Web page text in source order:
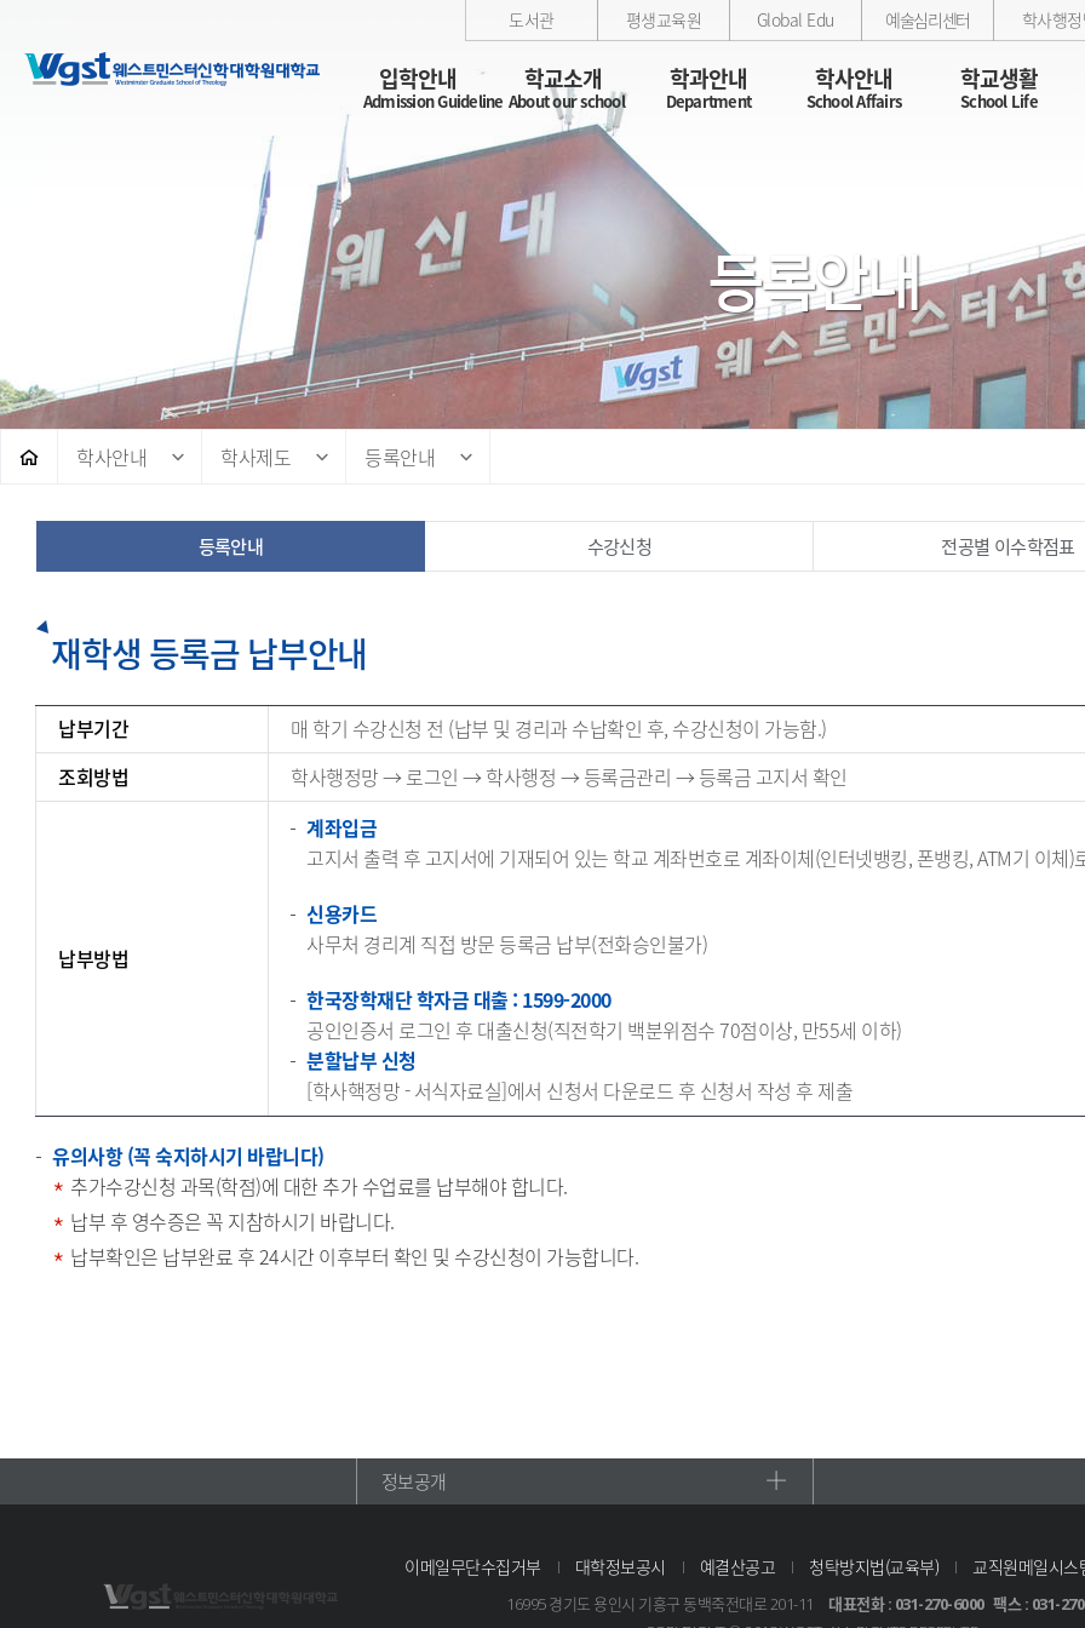
입학안내
Admission Guideline
학교소개
About our school
학과안내
Department
학사안내
School Affairs
학교생활
School Life
도서관 평생교육원 Global Edu 예술심리센터 학사행
등록안내
학사안내 학사제도 등록안내
등록안내 수강신청 전공별 이수학점표
재학생 등록금 납부안내
납부기간
매 학기 수강신청 전 (납부 및 경리과 수납확인 후, 수강신청이 가능함.)
조회방법
학사행정망 → 로그인 → 학사행정 → 등록금관리 → 등록금 고지서 확인
납부방법
계좌입금
고지서 출력 후 고지서에 기재되어 있는 학교 계좌번호로 계좌이체(인터넷뱅킹, 폰뱅킹, ATM기 이체)
신용카드
사무처 경리계 직접 방문 등록금 납부(전화승인불가)
한국장학재단 학자금 대출 : 1599-2000
공인인증서 로그인 후 대출신청(직전학기 백분위점수 70점이상, 만55세 이하)
분할납부 신청
[학사핵정망 - 서식자료실]에서 신청서 다운로드 후 신청서 작성 후 제출
유의사항 (꼭 숙지하시기 바랍니다)
추가수강신청 과목(학점)에 대한 추가 수업료를 납부해야 합니다.
납부 후 영수증은 꼭 지참하시기 바랍니다.
납부확인은 납부완료 후 24시간 이후부터 확인 및 수강신청이 가능합니다.
정보공개
이메일무단수집거부 대학정보공시 예결산공고 청탁방지법(교육부) 교직원메일시스
16995 경기도 용인시 기흥구 동백죽전대로 201-11 대표전화 : 031-270-6000 팩스 : 031-